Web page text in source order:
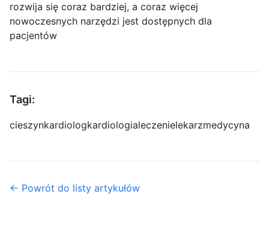
rozwija się coraz bardziej, a coraz więcej
nowoczesnych narzędzi jest dostępnych dla
pacjentów
Tagi:
cieszynkardiologkardiologialeczenielekarzmedycyna
← Powrót do listy artykułów